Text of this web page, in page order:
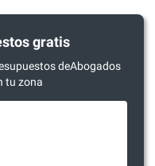
gratis
deAbogados
tu zona